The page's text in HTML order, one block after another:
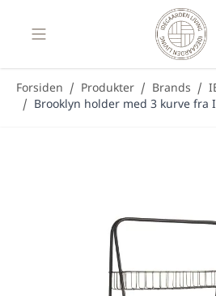
Forsiden / Produkter / Brands /
/ Brooklyn holder med 3 kurve fra